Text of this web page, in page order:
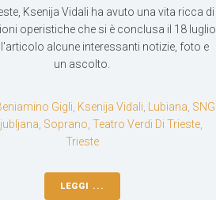
Ksenija Vidali ha avuto una vita ricca di
operistiche che si è conclusa il 18 luglio
alcune interessanti notizie, foto e
un ascolto.
Gigli Ksenija Vidali Lubiana SNG
Soprano Teatro Verdi Di Trieste,
Trieste
LEGGI ...